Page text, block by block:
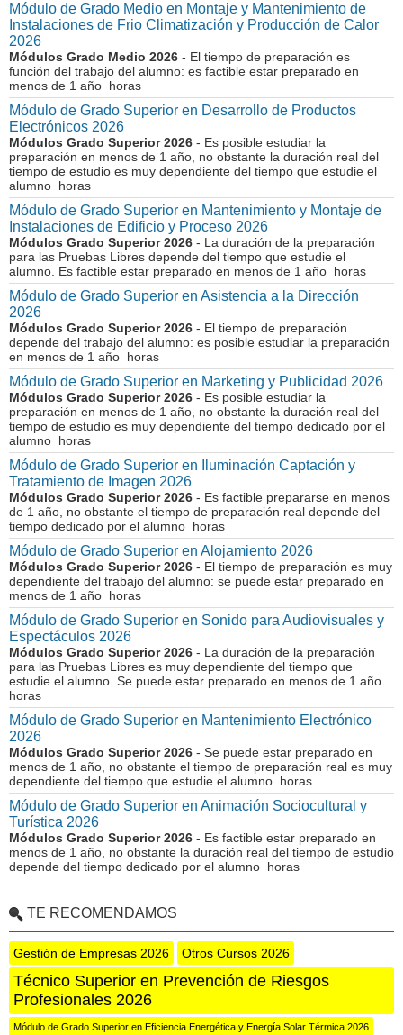
Módulo de Grado Medio en Montaje y Mantenimiento de
Instalaciones de Frio Climatización y Producción de Calor
2026
Módulos Grado Medio 2026 - El tiempo de preparación es
función del trabajo del alumno: es factible estar preparado en
menos de 1 año horas
Módulo de Grado Superior en Desarrollo de Productos
Electrónicos 2026
Módulos Grado Superior 2026 - Es posible estudiar la
preparación en menos de 1 año, no obstante la duración real del
tiempo de estudio es muy dependiente del tiempo que estudie el
alumno horas
Módulo de Grado Superior en Mantenimiento y Montaje de
Instalaciones de Edificio y Proceso 2026
Módulos Grado Superior 2026 - La duración de la preparación
para las Pruebas Libres depende del tiempo que estudie el
alumno. Es factible estar preparado en menos de 1 año horas
Módulo de Grado Superior en Asistencia a la Dirección
2026
Módulos Grado Superior 2026 - El tiempo de preparación
depende del trabajo del alumno: es posible estudiar la preparación
en menos de 1 año horas
Módulo de Grado Superior en Marketing y Publicidad 2026
Módulos Grado Superior 2026 - Es posible estudiar la
preparación en menos de 1 año, no obstante la duración real del
tiempo de estudio es muy dependiente del tiempo dedicado por el
alumno horas
Módulo de Grado Superior en Iluminación Captación y
Tratamiento de Imagen 2026
Módulos Grado Superior 2026 - Es factible prepararse en menos
de 1 año, no obstante el tiempo de preparación real depende del
tiempo dedicado por el alumno horas
Módulo de Grado Superior en Alojamiento 2026
Módulos Grado Superior 2026 - El tiempo de preparación es muy
dependiente del trabajo del alumno: se puede estar preparado en
menos de 1 año horas
Módulo de Grado Superior en Sonido para Audiovisuales y
Espectáculos 2026
Módulos Grado Superior 2026 - La duración de la preparación
para las Pruebas Libres es muy dependiente del tiempo que
estudie el alumno. Se puede estar preparado en menos de 1 año
horas
Módulo de Grado Superior en Mantenimiento Electrónico
2026
Módulos Grado Superior 2026 - Se puede estar preparado en
menos de 1 año, no obstante el tiempo de preparación real es muy
dependiente del tiempo que estudie el alumno horas
Módulo de Grado Superior en Animación Sociocultural y
Turística 2026
Módulos Grado Superior 2026 - Es factible estar preparado en
menos de 1 año, no obstante la duración real del tiempo de estudio
depende del tiempo dedicado por el alumno horas
TE RECOMENDAMOS
Gestión de Empresas 2026 Otros Cursos 2026
Técnico Superior en Prevención de Riesgos
Profesionales 2026
Módulo de Grado Superior en Eficiencia Energética y Energía Solar Térmica 2026